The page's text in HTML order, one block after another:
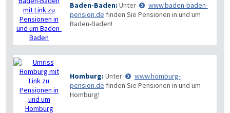
Baden-Baden: Unter
www.baden-baden-
pension.de finden Sie Pensionen in und um
Baden-Baden!
Homburg: Unter
www.homburg-
pension.de finden Sie Pensionen in und um
Homburg!